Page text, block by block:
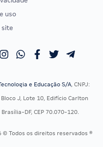
EXAME DE ORDEM
Calendário OAB
uso
site
e Educação S/A, CNPJ:
J, Lote 10, Edifício Carlton
DF, CEP 70.070-120.
© Todos os direitos reservados ®